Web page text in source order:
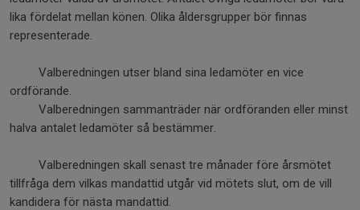
lika fördelat mellan könen. Olika åldersgrupper bör finnas
representerade.
Valberedningen utser bland sina ledamöter en vice
ordförande.
Valberedningen sammanträder när ordföranden eller minst
halva antalet ledamöter så bestämmer.
Valberedningen skall senast tre månader före årsmötet
tillfråga dem vilkas mandattid utgår vid mötets slut, om de vill
kandidera för nästa mandattid.